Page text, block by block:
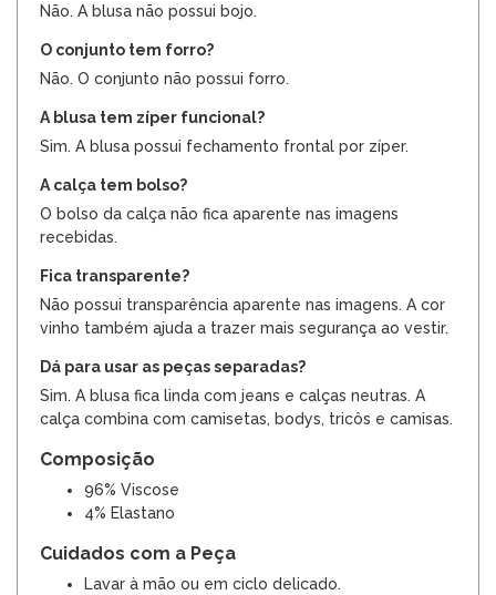
Não. A blusa não possui bojo.
O conjunto tem forro?
Não. O conjunto não possui forro.
A blusa tem zíper funcional?
Sim. A blusa possui fechamento frontal por zíper.
A calça tem bolso?
O bolso da calça não fica aparente nas imagens
recebidas.
Fica transparente?
Não possui transparência aparente nas imagens. A cor
vinho também ajuda a trazer mais segurança ao vestir.
Dá para usar as peças separadas?
Sim. A blusa fica linda com jeans e calças neutras. A
calça combina com camisetas, bodys, tricôs e camisas.
Composição
96% Viscose
4% Elastano
Cuidados com a Peça
Lavar à mão ou em ciclo delicado.